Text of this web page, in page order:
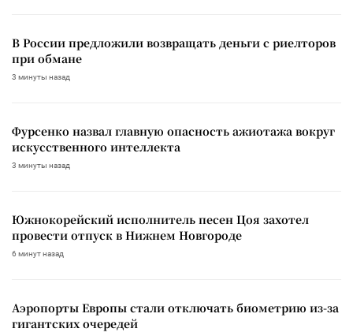
В России предложили возвращать деньги с риелторов
при обмане
3 минуты назад
Фурсенко назвал главную опасность ажиотажа вокруг
искусственного интеллекта
3 минуты назад
Южнокорейский исполнитель песен Цоя захотел
провести отпуск в Нижнем Новгороде
6 минут назад
Аэропорты Европы стали отключать биометрию из-за
гигантских очередей